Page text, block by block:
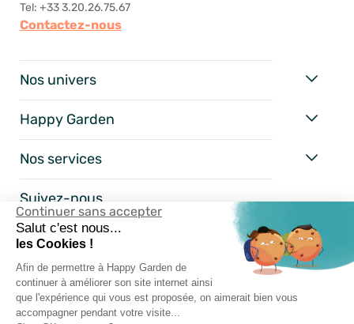
Continuer sans accepter
Salut c'est nous...
les Cookies !
Afin de permettre à Happy Garden de
continuer à améliorer son site internet ainsi
que l'expérience qui vous est proposée, on aimerait bien vous
accompagner pendant votre visite...
Tel: +33 3.20.26.75.67
Contactez-nous
Nos univers
Happy Garden
Nos services
Suivez-nous